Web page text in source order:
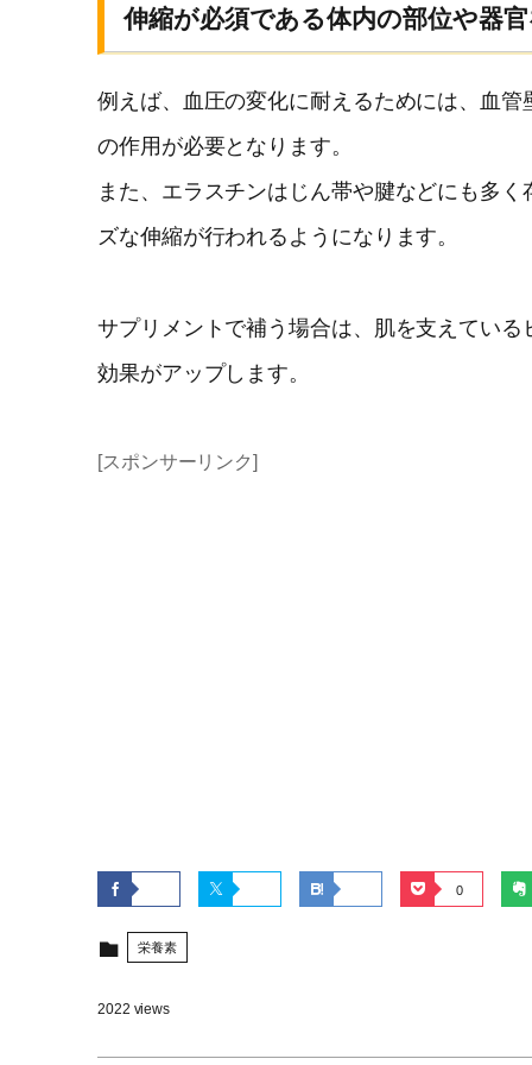
伸縮が必須である体内の部位や器
例えば、血圧の変化に耐えるためには、血
の作用が必要となります。
また、エラスチンはじん帯や腱などにも多
ズな伸縮が行われるようになります。
サプリメントで補う場合は、肌を支えてい
効果がアップします。
[スポンサーリンク]
0
栄養素
2022 views